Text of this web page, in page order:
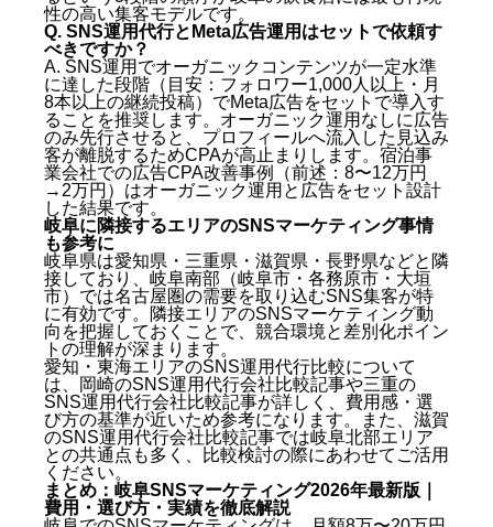
性の高い集客モデルです。
Q. SNS運用代行とMeta広告運用はセットで依頼す
べきですか？
A. SNS運用でオーガニックコンテンツが一定水準
に達した段階（目安：フォロワー1,000人以上・月
8本以上の継続投稿）でMeta広告をセットで導入す
ることを推奨します。オーガニック運用なしに広告
のみ先行させると、プロフィールへ流入した見込み
客が離脱するためCPAが高止まりします。宿泊事
業会社での広告CPA改善事例（前述：8〜12万円
→2万円）はオーガニック運用と広告をセット設計
した結果です。
岐阜に隣接するエリアのSNSマーケティング事情
も参考に
岐阜県は愛知県・三重県・滋賀県・長野県などと隣
接しており、岐阜南部（岐阜市・各務原市・大垣
市）では名古屋圏の需要を取り込むSNS集客が特
に有効です。隣接エリアのSNSマーケティング動
向を把握しておくことで、競合環境と差別化ポイン
トの理解が深まります。
愛知・東海エリアのSNS運用代行比較について
は、
岡崎のSNS運用代行会社比較記事や三重の
SNS運用代行会社比較記事が詳しく、費用感・選
び方の基準が近いため参考になります。また、 滋賀
のSNS運用代行会社比較記事では岐阜北部エリア
との共通点も多く、比較検討の際にあわせてご活用
ください。
まとめ：岐阜SNSマーケティング2026年最新版｜
費用・選び方・実績を徹底解説